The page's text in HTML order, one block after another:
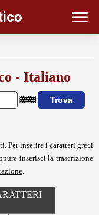
- Italiano
Per inserire i caratteri greci
inserisci la trascrizione